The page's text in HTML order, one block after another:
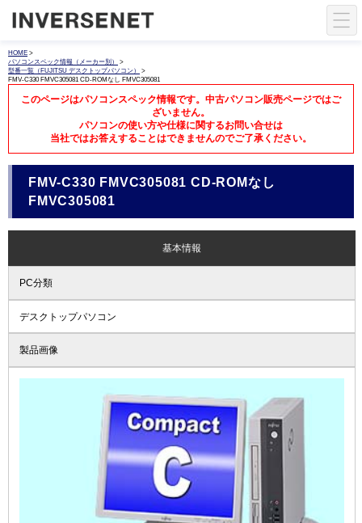
HOME >
パソコンスペック情報（メーカー別）
>
型番一覧（FUJITSU デスクトップパソコン）
>
FMV-C330 FMVC305081 CD-ROMなし FMVC305081
このページはパソコンスペック情報です。中古パソコン販売ページではご
ざいません。
パソコンの使い方や仕様に関するお問い合せは
当社ではお答えすることはできませんのでご了承ください。
FMV-C330 FMVC305081 CD-ROMなし
FMVC305081
基本情報
PC分類
デスクトップパソコン
製品画像